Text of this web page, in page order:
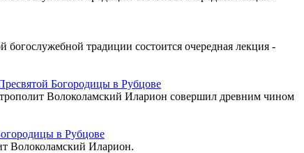
традиции состоится очередная лекция -
Богородицы в Рубцове
Волоколамский Иларион совершил древним чином
в Рубцове
Волоколамский Иларион.